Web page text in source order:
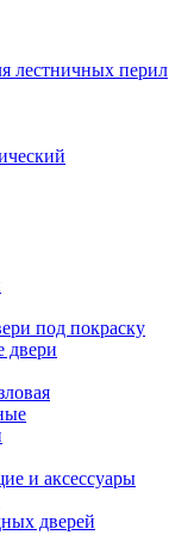
лестничных перил
под покраску
двери
и аксессуары
дверей